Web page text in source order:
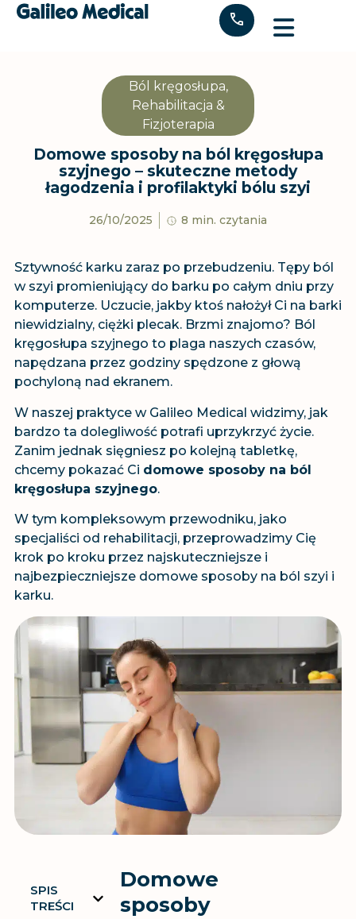
Ból kręgosłupa,
Rehabilitacja &
Fizjoterapia
Domowe sposoby na ból kręgosłupa
szyjnego – skuteczne metody
łagodzenia i profilaktyki bólu szyi
26/10/2025 8 min. czytania
Sztywność karku zaraz po przebudzeniu. Tępy ból
w szyi promieniujący do barku po całym dniu przy
komputerze. Uczucie, jakby ktoś nałożył Ci na barki
niewidzialny, ciężki plecak. Brzmi znajomo? Ból
kręgosłupa szyjnego to plaga naszych czasów,
napędzana przez godziny spędzone z głową
pochyloną nad ekranem.
W naszej praktyce w Galileo Medical widzimy, jak
bardzo ta dolegliwość potrafi uprzykrzyć życie.
Zanim jednak sięgniesz po kolejną tabletkę,
chcemy pokazać Ci domowe sposoby na ból
kręgosłupa szyjnego.
W tym kompleksowym przewodniku, jako
specjaliści od rehabilitacji, przeprowadzimy Cię
krok po kroku przez najskuteczniejsze i
najbezpieczniejsze domowe sposoby na ból szyi i
karku.
SPIS
TREŚCI
Domowe
sposoby